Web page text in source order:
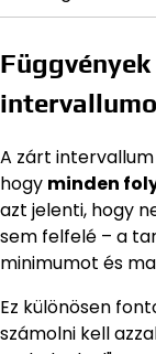
A zárt
hogy minden
azt jelenti, hogy
sem felfelé – a
minimumot és
Ez különösen
számolni kell